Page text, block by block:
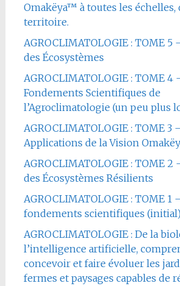
Omakëya™ à toutes les échelles,
territoire.
AGROCLIMATOLOGIE : TOME 5
des Écosystèmes
AGROCLIMATOLOGIE : TOME 4
Fondements Scientifiques de
l’Agroclimatologie (un peu plus
AGROCLIMATOLOGIE : TOME 3
Applications de la Vision
AGROCLIMATOLOGIE : TOME 2
des Écosystèmes Résilients
AGROCLIMATOLOGIE : TOME 1
fondements scientifiques
AGROCLIMATOLOGIE : De la
l’intelligence artificielle,
concevoir et faire évoluer les
fermes et paysages capables de